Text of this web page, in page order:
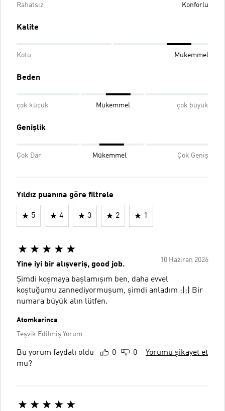
Rahatsız Konforlu
Kalite
Kötü Mükemmel
Beden
çok küçük Mükemmel çok büyük
Genişlik
Çok Dar Mükemmel Çok Geniş
Yıldız puanına göre filtrele
5 4 3 2 1
10 Haziran 2026
Yine iyi bir alışveriş, good job.
Şimdi koşmaya başlamışım ben, daha evvel
koştuğumu zannediyormuşum, şimdi anladım ;);) Bir
numara büyük alın lütfen.
Atomkarinca
Teşvik Edilmiş Yorum
Bu yorum faydalı oldu
mu?
0 0 Yorumu şikayet et